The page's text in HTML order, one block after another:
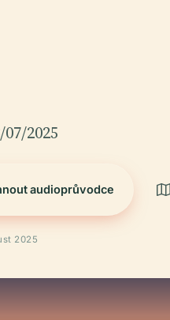
2025
audioprůvodce
2025